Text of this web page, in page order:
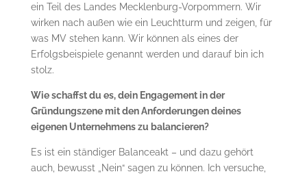
ein Teil des Landes Mecklenburg-Vorpommern. Wir
wirken nach außen wie ein Leuchtturm und zeigen, für
was MV stehen kann. Wir können als eines der
Erfolgsbeispiele genannt werden und darauf bin ich
stolz.
Wie schaffst du es, dein Engagement in der
Gründungszene mit den Anforderungen deines
eigenen Unternehmens zu balancieren?
Es ist ein ständiger Balanceakt – und dazu gehört
auch, bewusst „Nein“ sagen zu können. Ich versuche,